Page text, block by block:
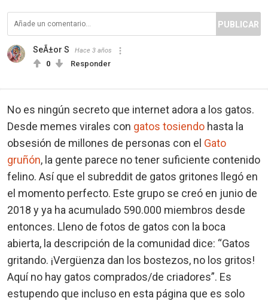
PUBLICAR
SeÃ±or S Hace 3 años
0 Responder
No es ningún secreto que internet adora a los gatos.
Desde memes virales con gatos tosiendo hasta la
obsesión de millones de personas con el Gato
gruñón, la gente parece no tener suficiente contenido
felino. Así que el subreddit de gatos gritones llegó en
el momento perfecto. Este grupo se creó en junio de
2018 y ya ha acumulado 590.000 miembros desde
entonces. Lleno de fotos de gatos con la boca
abierta, la descripción de la comunidad dice: “Gatos
gritando. ¡Vergüenza dan los bostezos, no los gritos!
Aquí no hay gatos comprados/de criadores”. Es
estupendo que incluso en esta página que es solo